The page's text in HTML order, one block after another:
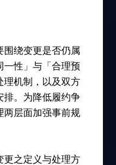
围绕变更是否仍属
一性」与「合理预
理机制，以及双方
排。为降低履约争
两层面加强事前规
更之定义与处理方